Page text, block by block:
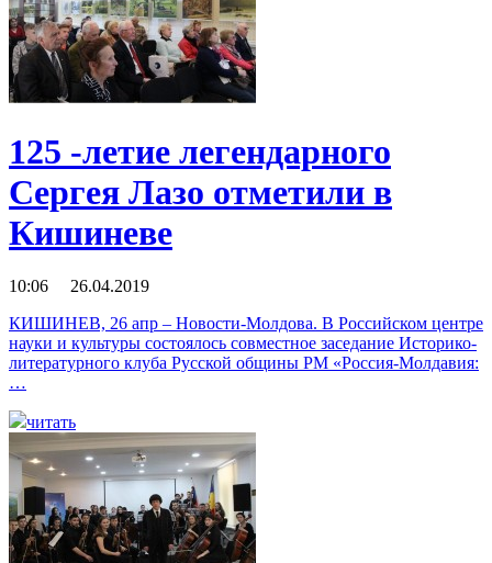
125 -летие легендарного
Сергея Лазо отметили в
Кишиневе
10:06 26.04.2019
КИШИНЕВ, 26 апр – Новости-Молдова. В Российском центре
науки и культуры состоялось совместное заседание Историко-
литературного клуба Русской общины РМ «Россия-Молдавия:
…
читать